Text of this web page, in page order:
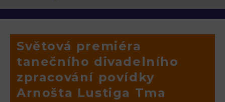
Světová premiéra
tanečního divadelního
zpracování povídky
Arnošta Lustiga Tma